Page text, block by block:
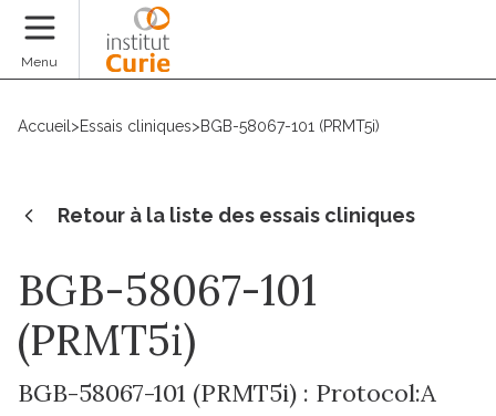
Menu
Accueil >Essais cliniques>BGB-58067-101 (PRMT5i)
Retour à la liste des essais cliniques
BGB-58067-101
(PRMT5i)
BGB-58067-101 (PRMT5i) : Protocol:A